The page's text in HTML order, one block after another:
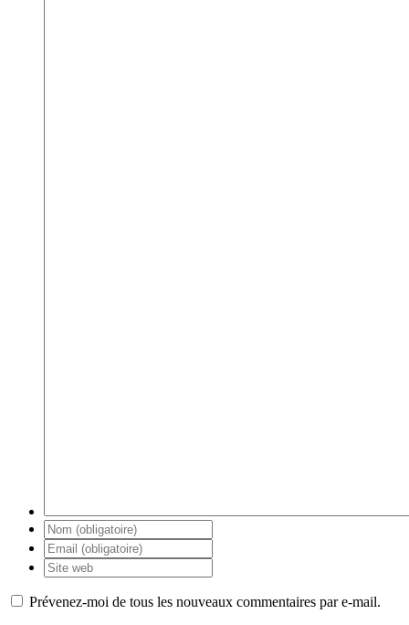
Prévenez-moi de tous les nouveaux commentaires par e-mail.